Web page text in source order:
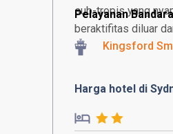
sub-tropis yang
beraktifitas diluar
Pelayanan
Kingsford
Harga hotel di